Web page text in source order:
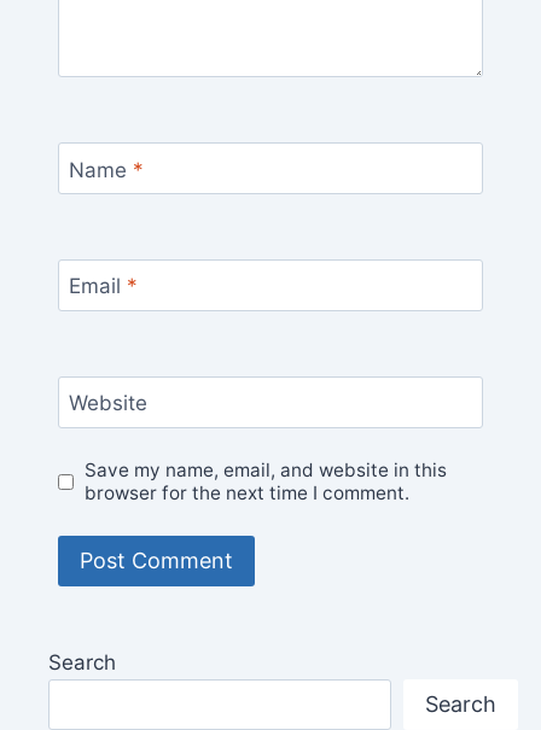
Name *
Email *
Website
Save my name, email, and website in this
browser for the next time I comment.
Search
Search